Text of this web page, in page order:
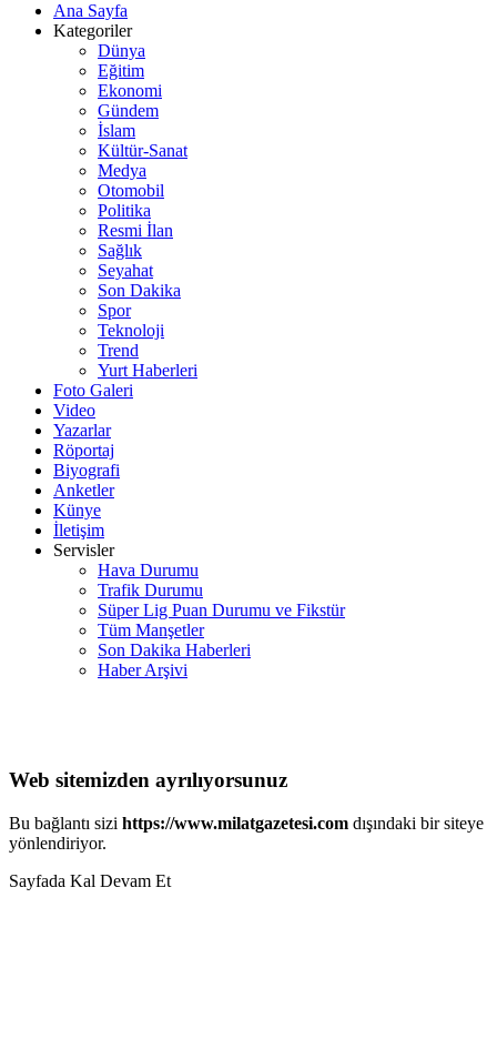
Ana Sayfa
Kategoriler
Dünya
Eğitim
Ekonomi
Gündem
İslam
Kültür-Sanat
Medya
Otomobil
Politika
Resmi İlan
Sağlık
Seyahat
Son Dakika
Spor
Teknoloji
Trend
Yurt Haberleri
Foto Galeri
Video
Yazarlar
Röportaj
Biyografi
Anketler
Künye
İletişim
Servisler
Hava Durumu
Trafik Durumu
Süper Lig Puan Durumu ve Fikstür
Tüm Manşetler
Son Dakika Haberleri
Haber Arşivi
Web sitemizden ayrılıyorsunuz
Bu bağlantı sizi https://www.milatgazetesi.com dışındaki bir siteye
yönlendiriyor.
Sayfada Kal Devam Et